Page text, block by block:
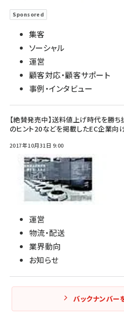
Sponsored
集客
ソーシャル
運営
顧客対応・顧客サポート
事例・インタビュー
【絶賛発売中】送料値上げ時代を勝ち
のヒント20などを掲載したEC企業向
2017年10月31日 9:00
運営
物流・配送
業界動向
お知らせ
バックナンバー